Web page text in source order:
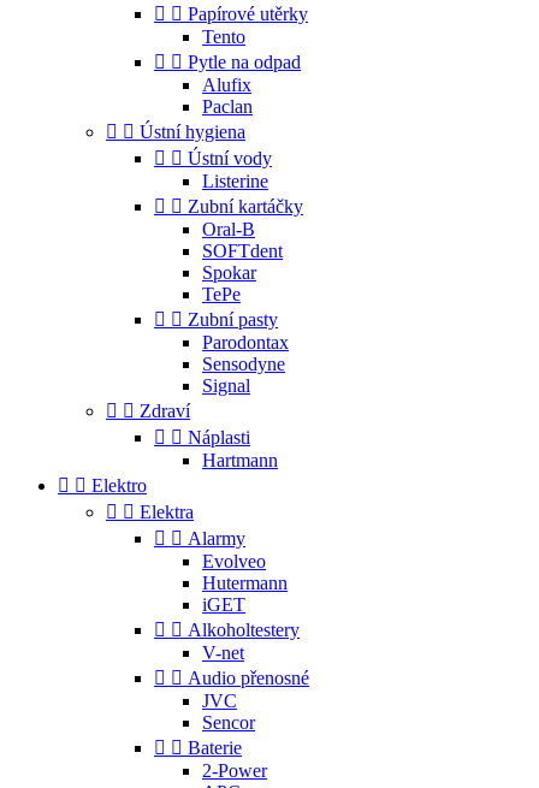
  Papírové utěrky
Tento
  Pytle na odpad
Alufix
Paclan
  Ústní hygiena
  Ústní vody
Listerine
  Zubní kartáčky
Oral-B
SOFTdent
Spokar
TePe
  Zubní pasty
Parodontax
Sensodyne
Signal
  Zdraví
  Náplasti
Hartmann
  Elektro
  Elektra
  Alarmy
Evolveo
Hutermann
iGET
  Alkoholtestery
V-net
  Audio přenosné
JVC
Sencor
  Baterie
2-Power